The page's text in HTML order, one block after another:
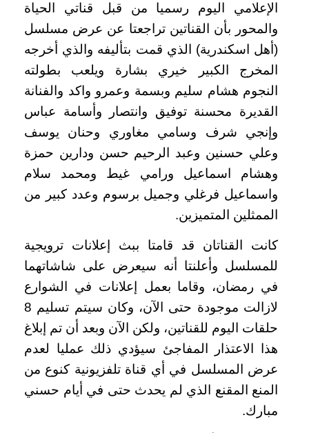
الإعلامي اليوم رسميا من قبل قناتي الحياة
والمحور بأن القناتين تراجعتا عن عرض مسلسل
(أهل اسكندرية) الذي قمت بتأليفه والذي أخرجه
المخرج الكبير خيري بشارة ويلعب بطولته
النجوم هشام سليم وبسمة وعمرو واكد والفنانة
القديرة محسنة توفيق وانتصار وأسامة عباس
وإنجي شرف وسامي مغاوري وحنان يوسف
وعلي حسنين وعبد الرحيم حسن ودارين حمزة
وهشام اسماعيل ورامي غيط ومحمد سلام
واسماعيل فرغلي وجميل برسوم وعدد كبير من
الممثلين المتميزين.
كانت القناتان قد قامتا ببث إعلانات ترويجية
للمسلسل وأعلنتا أنه سيعرض على شاشاتهما
في رمضان، وقاما بعمل إعلانات في الشوارع
لازالت موجودة حتى الآن، وكان سيتم تسليم 8
حلقات اليوم للقناتين، ولكن الآن وبعد أن تم إبلاغ
هذا الاعتذار المفاجئ سيؤدي ذلك عمليا لعدم
عرض المسلسل في أي قناة تلفزيونية كنوع من
المنع المقنع الذي لم يحدث حتى في أيام حسني
مبارك.